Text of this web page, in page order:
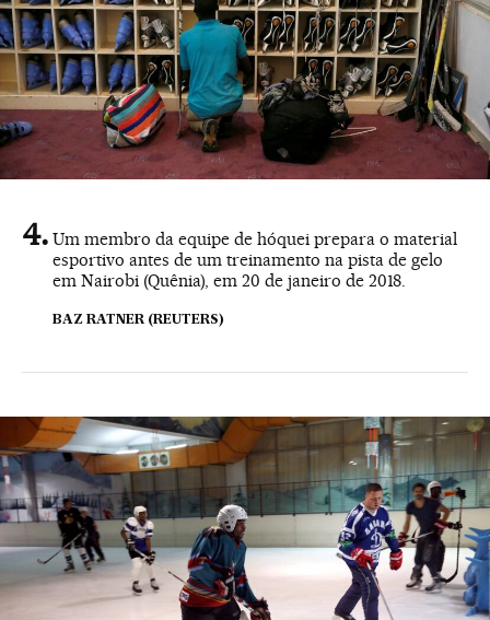
Um membro da equipe de hóquei prepara o material
esportivo antes de um treinamento na pista de gelo
em Nairobi (Quênia), em 20 de janeiro de 2018.
BAZ RATNER (REUTERS)